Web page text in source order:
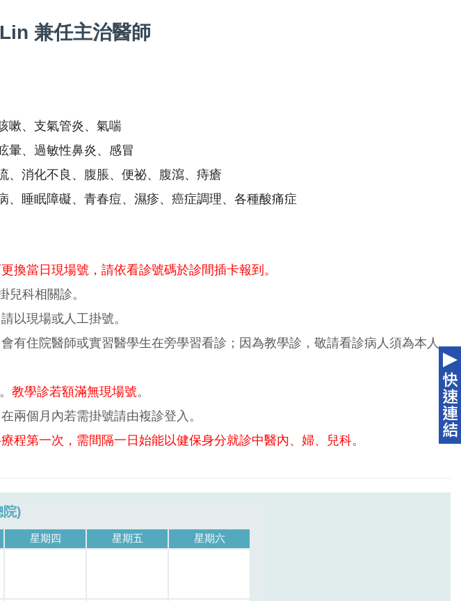
兼任主治醫師
嗽、支氣管炎、氣喘
暈、過敏性鼻炎、感冒
、消化不良、腹脹、便祕、腹瀉、痔瘡
、睡眠障礙、青春痘、濕疹、癌症調理、各種酸痛症
換當日現場號，請依看診號碼於診間插卡報到。
兒科相關診。
以現場或人工掛號。
有住院醫師或實習醫學生在旁學習看診；因為教學診，敬請看診病人須為本人
教學診若額滿無現場號。
兩個月內若需掛號請由複診登入。
程第一次，需間隔一日始能以健保身分就診中醫內、婦、兒科。